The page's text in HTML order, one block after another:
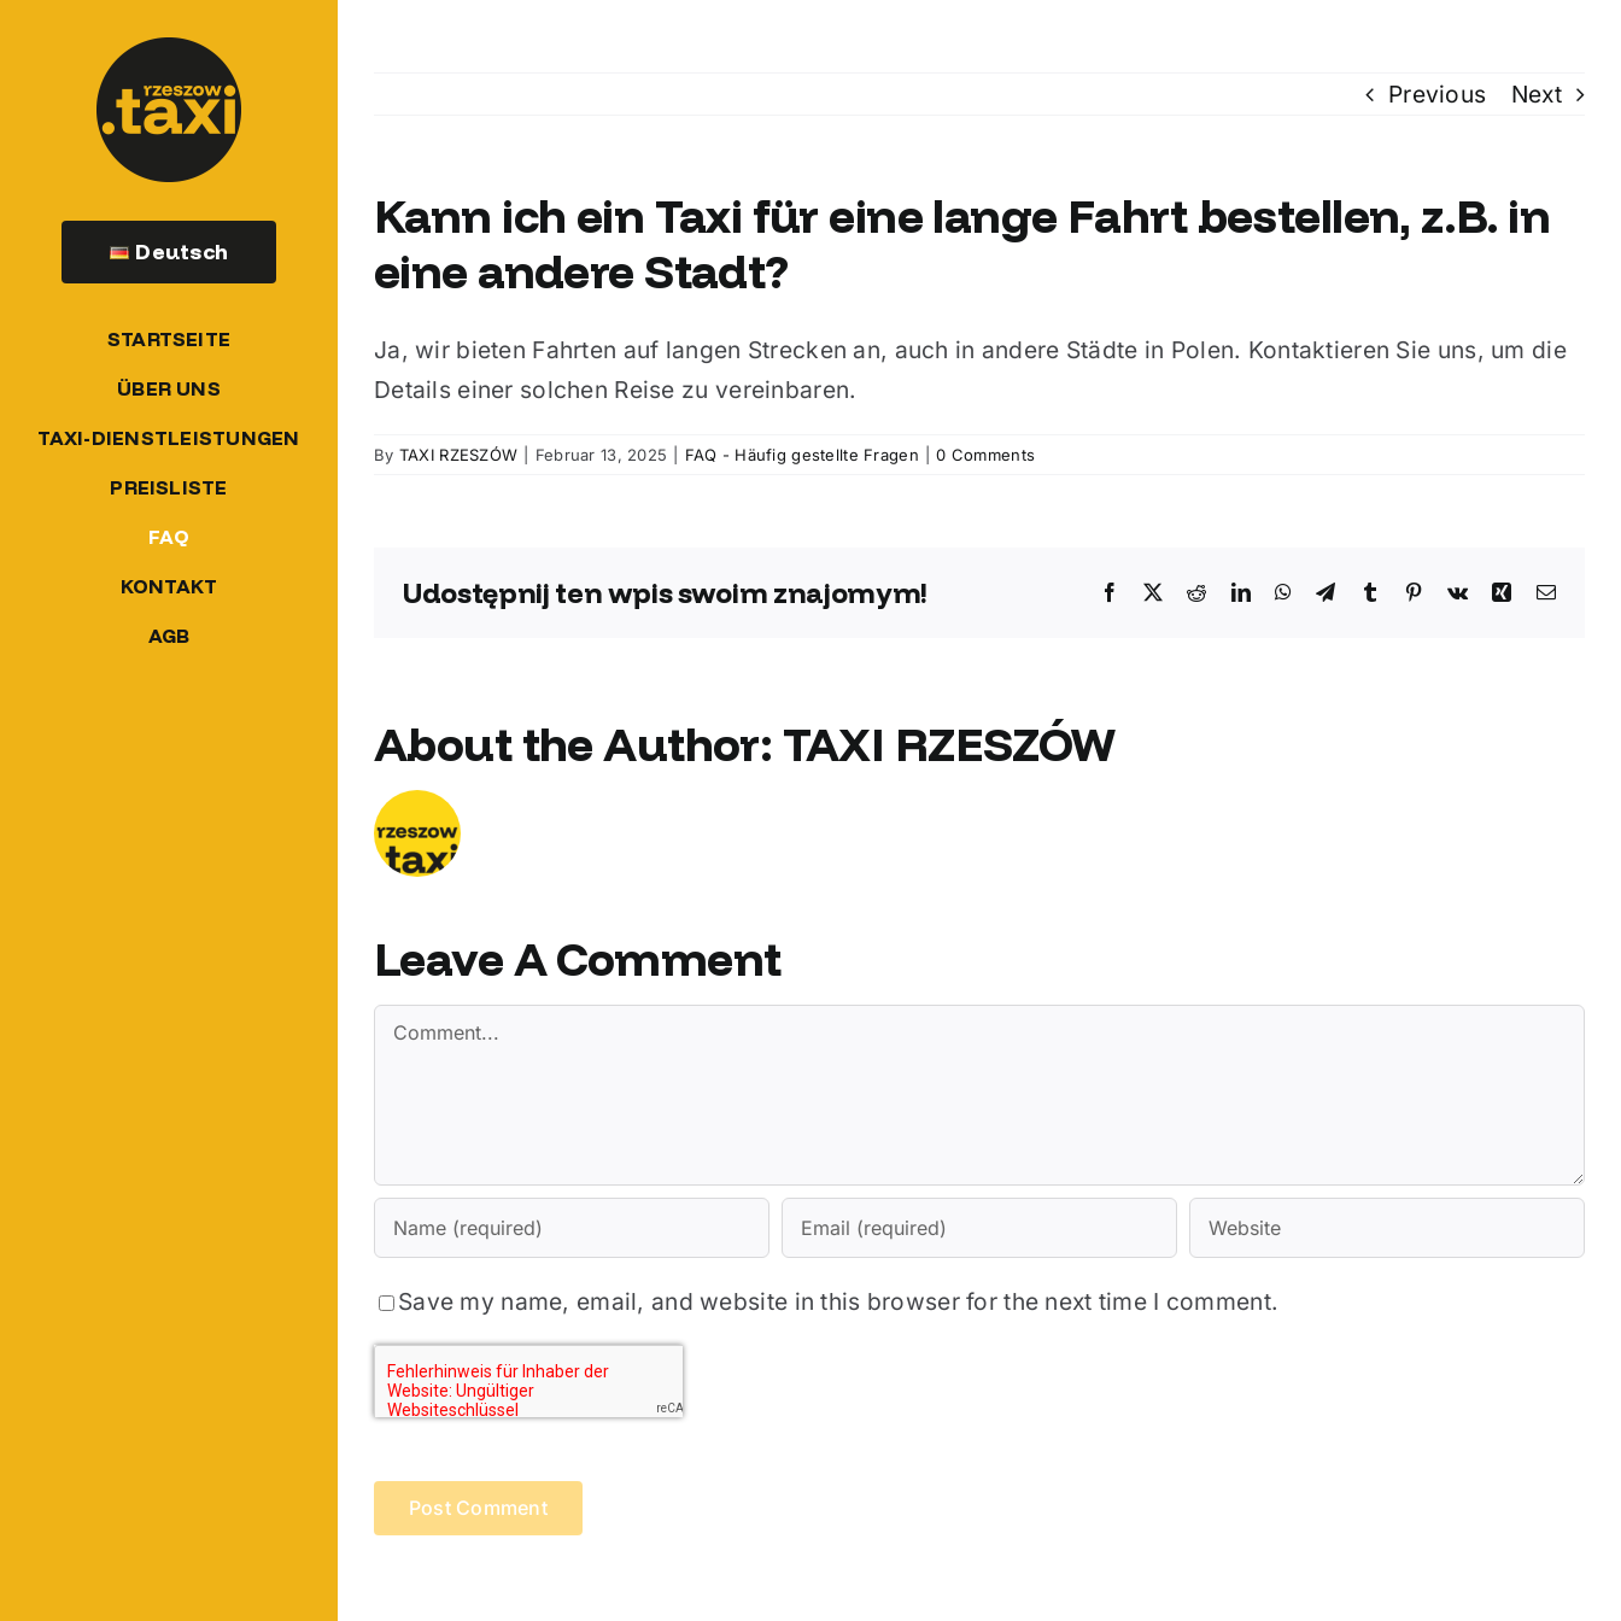
Deutsch
STARTSEITE
ÜBER UNS
TAXI-DIENSTLEISTUNGEN
PREISLISTE
FAQ
KONTAKT
AGB
Previous Next
Kann ich ein Taxi für eine lange Fahrt bestellen, z.B. in
eine andere Stadt?
Ja, wir bieten Fahrten auf langen Strecken an, auch in andere Städte in Polen. Kontaktieren Sie uns, um die
Details einer solchen Reise zu vereinbaren.
By TAXI RZESZÓW Februar 13, 2025 FAQ - Häufig gestellte Fragen 0 Comments
Udostępnij ten wpis swoim znajomym! Facebook RedditLinkedInWhatsApp
TelegramTumblr Pinterest
Vk XingEmail
About the Author: TAXI RZESZÓW
Leave A Comment
Comment
Save my name, email, and website in this browser for the next time I comment.